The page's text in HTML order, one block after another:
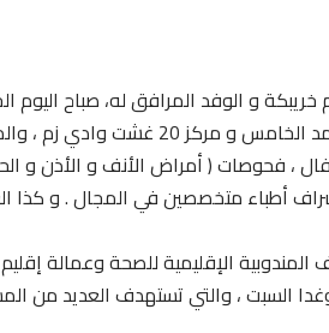
التخصصات المنظمة بالمستشفى محمد
، فحوصات ( أمراض الأنف و الأذن و
أطباء متخصصين في المجال . و كذا
الإقليمية للصحة وعمالة
السبت ، والتي تستهدف العديد من